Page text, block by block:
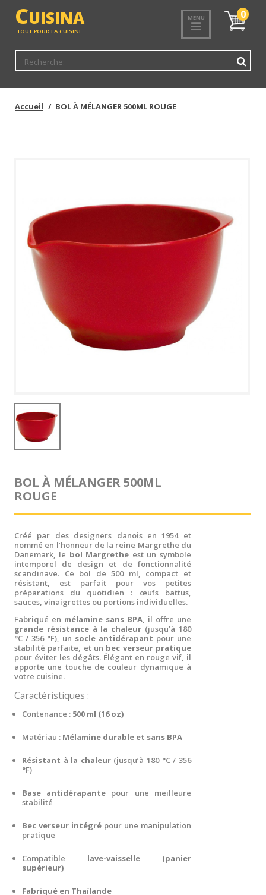
CUISINA
TOUT POUR LA CUISINE
MENU
Mon
panier
0
Accueil BOL À MÉLANGER 500ML ROUGE
BOL À MÉLANGER 500ML
ROUGE
Créé par des designers danois en 1954 et
nommé en l’honneur de la reine Margrethe du
Danemark, le bol Margrethe est un symbole
intemporel de design et de fonctionnalité
scandinave. Ce bol de 500 ml, compact et
résistant, est parfait pour vos petites
préparations du quotidien : œufs battus,
sauces, vinaigrettes ou portions individuelles.
Fabriqué en mélamine sans BPA, il offre une
grande résistance à la chaleur (jusqu’à 180
°C / 356 °F), un socle antidérapant pour une
stabilité parfaite, et un bec verseur pratique
pour éviter les dégâts. Élégant en rouge vif, il
apporte une touche de couleur dynamique à
votre cuisine.
Caractéristiques :
Contenance : 500 ml (16 oz)
Matériau : Mélamine durable et sans BPA
Résistant à la chaleur(jusqu’à 180 °C / 356
°F)
Base antidérapante pour une meilleure
stabilité
Bec verseur intégrépour une manipulation
pratique
Compatible lave-vaisselle (panier
supérieur)
Fabriqué en Thaïlande